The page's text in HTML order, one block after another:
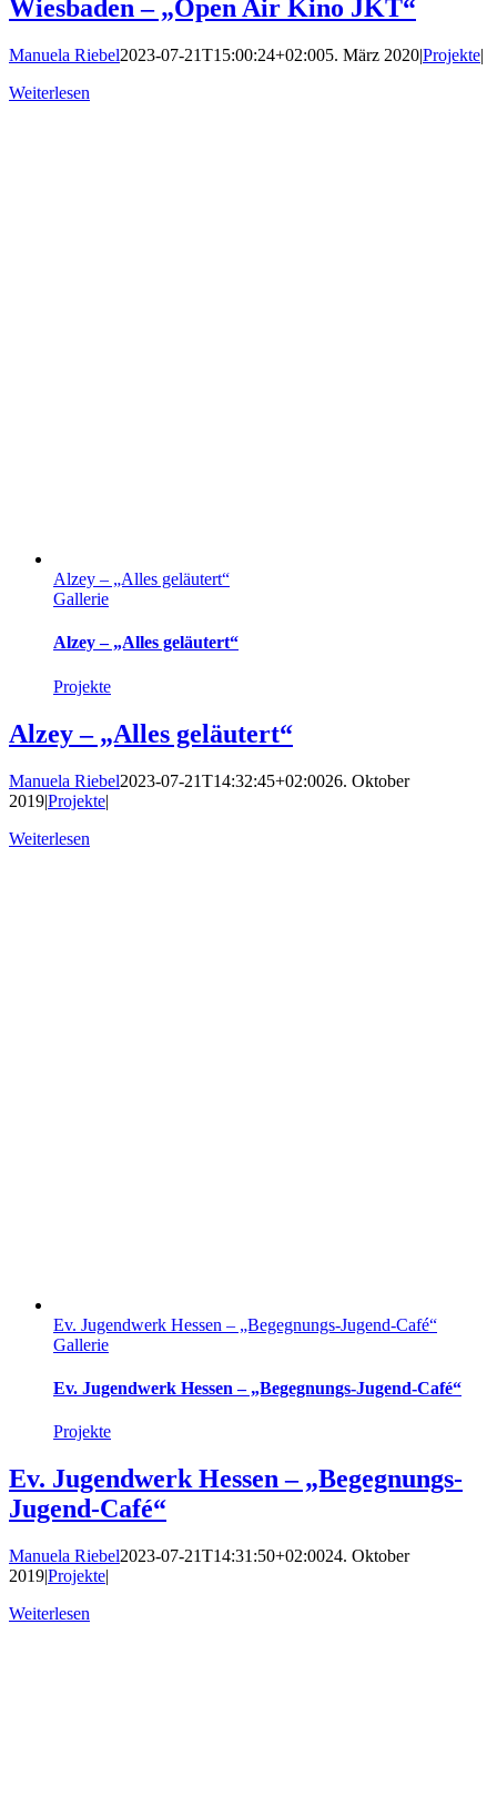
Wiesbaden – „Open Air Kino JKT“
Manuela Riebel2023-07-21T15:00:24+02:005. März 2020|Projekte|
Weiterlesen
Alzey – „Alles geläutert“
Gallerie
Alzey – „Alles geläutert“
Projekte
Alzey – „Alles geläutert“
Manuela Riebel2023-07-21T14:32:45+02:0026. Oktober
2019|Projekte|
Weiterlesen
Ev. Jugendwerk Hessen – „Begegnungs-Jugend-Café“
Gallerie
Ev. Jugendwerk Hessen – „Begegnungs-Jugend-Café“
Projekte
Ev. Jugendwerk Hessen – „Begegnungs-
Jugend-Café“
Manuela Riebel2023-07-21T14:31:50+02:0024. Oktober
2019|Projekte|
Weiterlesen